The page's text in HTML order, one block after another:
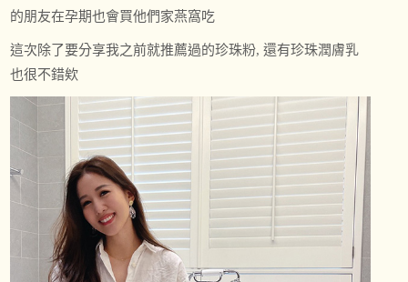
的朋友在孕期也會買他們家燕窩吃
這次除了要分享我之前就推薦過的珍珠粉, 還有珍珠潤膚乳
也很不錯欸